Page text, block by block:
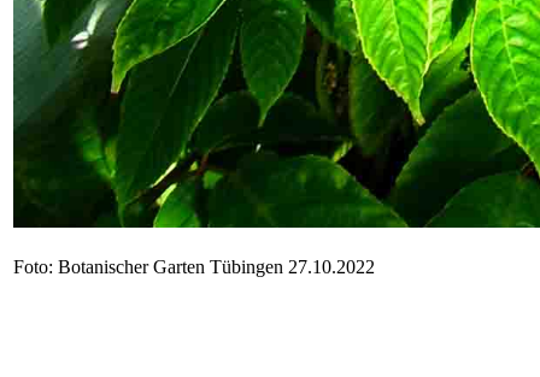
Foto: Botanischer Garten Tübingen 27.10.2022